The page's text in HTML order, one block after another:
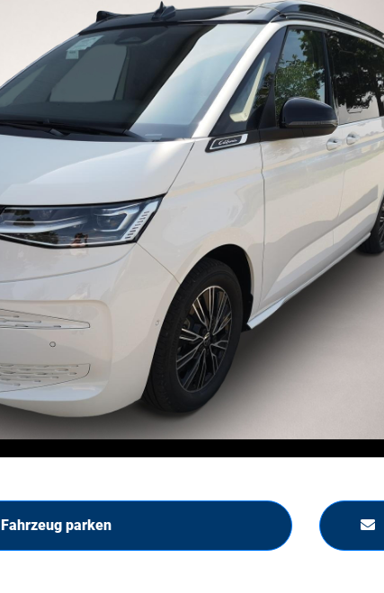
Fahrzeug parken